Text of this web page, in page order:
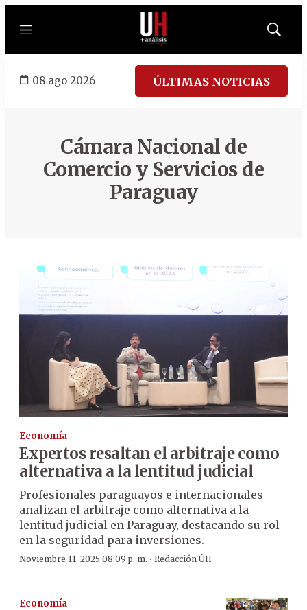
Menú
Mostrar
08 ago 2026 ÚLTIMAS NOTICIAS
Cámara Nacional de
Comercio y Servicios de
Paraguay
Economía
Expertos resaltan el arbitraje como
alternativa a la lentitud judicial
Profesionales paraguayos e internacionales
analizan el arbitraje como alternativa a la
lentitud judicial en Paraguay, destacando su rol
en la seguridad para inversiones.
Noviembre 11, 2025 08:09 p. m. · Redacción ÚH
Economía